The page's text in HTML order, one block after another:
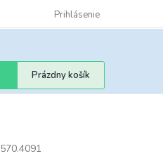
Obchodné podmienky
Prihlásenie
Nákupný
košík
Prázdny košík
570.4091